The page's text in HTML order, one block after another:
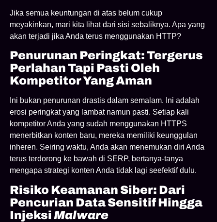
Jika semua keuntungan di atas belum cukup
meyakinkan, mari kita lihat dari sisi sebaliknya. Apa yang
akan terjadi jika Anda terus menggunakan HTTP?
Penurunan Peringkat: Tergerus
Perlahan Tapi Pasti Oleh
Kompetitor Yang Aman
Ini bukan penurunan drastis dalam semalam. Ini adalah
erosi peringkat yang lambat namun pasti. Setiap kali
kompetitor Anda yang sudah menggunakan HTTPS
menerbitkan konten baru, mereka memiliki keunggulan
inheren. Seiring waktu, Anda akan menemukan diri Anda
terus terdorong ke bawah di SERP, bertanya-tanya
mengapa strategi konten Anda tidak lagi seefektif dulu.
Risiko Keamanan Siber: Dari
Pencurian Data Sensitif Hingga
InjeksiMalware